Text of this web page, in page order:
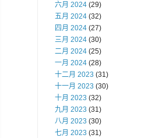
六月 2024 (29)
五月 2024 (32)
四月 2024 (27)
三月 2024 (30)
二月 2024 (25)
一月 2024 (28)
十二月 2023 (31)
十一月 2023 (30)
十月 2023 (32)
九月 2023 (31)
八月 2023 (30)
七月 2023 (31)